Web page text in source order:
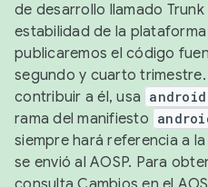
de desarrollo llamado
estabilidad de la
publicaremos el código
segundo y cuarto trimestre.
contribuir a él, usa
rama del manifiesto
siempre hará referencia a
se envió al AOSP. Para